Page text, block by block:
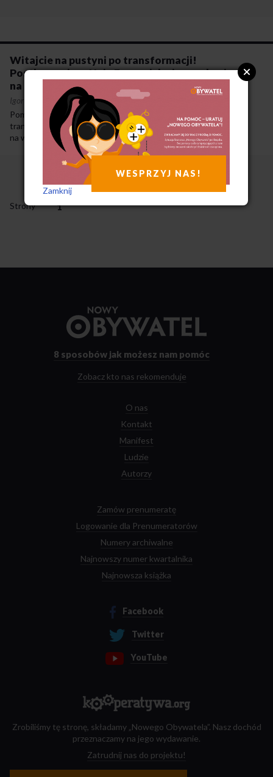
Witajcie na pustyni po transformacji!
Postkomunizm, Unia Europejska i nowa lewica
na Bałkanach
Igor Štiks
11-10-2012
Pomimo retoryki opartej na założeniu wciąż niedokończonej
transformacji widać wyraźnie, że model gospodarki opartej
na wolnym rynku zdominował kraje postsocjalistyczne i jego
pozycja wydaje się zupełnie niezagrożona. Kraje Europy
Wschodniej w pełni podporządkowały się regułom świata
kapitalistycznego, odgrywając w nim jednak rolę raczej peryferyjną.
Strony 1
strony
8 sposobów jak możesz nam pomóc
Zobacz kto nas rekomenduje
O nas
Kontakt
Manifest
Ludzie
Autorzy
Zamów prenumeratę
Logowanie dla Prenumeratorów
Numery archiwalne
Najnowszy numer kwartalnika
Najnowsza książka
Facebook
Twitter
YouTube
Zrobiliśmy tę stronę, składamy „Nowego Obywatela”. Nasz dochód
przeznaczamy na jego wydawanie.
Zatrudnij nas do projektu!
WESPRZYJ NAS!
Zamknij